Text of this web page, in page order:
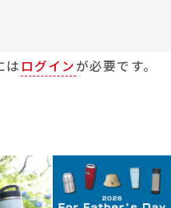
は ログインが必要です。